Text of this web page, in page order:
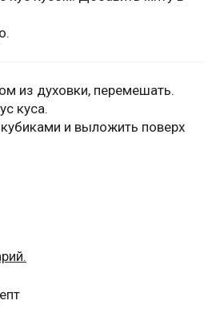
из духовки, перемешать.
куса.
и выложить поверх